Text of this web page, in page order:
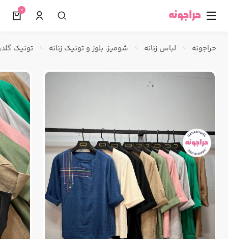
☰
0
حراجونه لباس زنانه شومیز، بلوز و تونیک زنانه تونیک